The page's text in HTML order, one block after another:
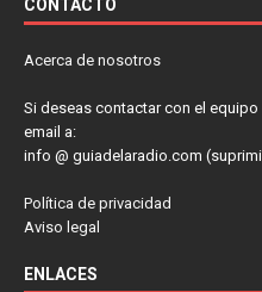
CONTACTO
Acerca de nosotros
Si deseas contactar con el equipo
email a:
info @ guiadelaradio.com
Política de privacidad
Aviso legal
ENLACES